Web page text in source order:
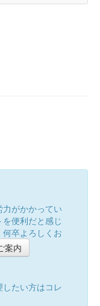
がかかってい
便利だと感じ
卒よろしくお
案内
たい方はコレ